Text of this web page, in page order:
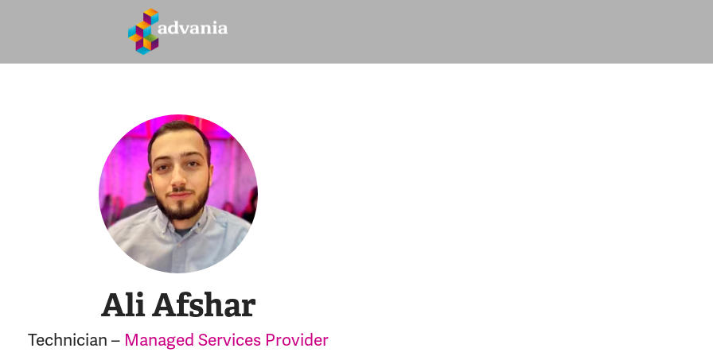
Ali Afshar
Technician – Managed Services Provider